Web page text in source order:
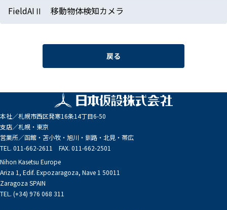
FieldAIⅡ 移動物体検知カメラ
戻る
本社／札幌市西区発寒16条14丁目6-50
支店／札幌・東京
営業所／函館・苫小牧・旭川・釧路・北見・帯広
TEL. 011-662-2611 FAX. 011-662-2501
Nihon Kasetsu Europe
Ariza 1, Edif. Expozaragoza, Nave 1 50011
Zaragoza SPAIN
TEL. (+34) 976 068 311